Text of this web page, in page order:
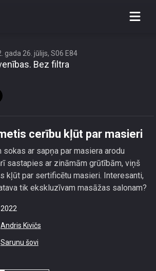
atmetis cerību kļūt par
gada 26. jūlijs, S06 E84
Bez filtra
cerību kļūt par masieri
sokas ar sapņa par masiera arodu
sastapies ar zināmām grūtībām, viņš
kļūt par sertificētu masieri. Interesanti,
tik ekskluzīvam masāžas salonam?
2022
Andris Kivičs
Sarunu šovi